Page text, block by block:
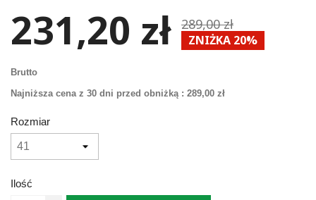
231,20 zł 289,00 zł
ZNIŻKA 20%
Brutto
Najniższa cena z 30 dni przed obniżką : 289,00 zł
Rozmiar
Ilość